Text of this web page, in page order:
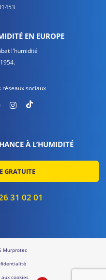
EN EUROPE
l'humidité
réseaux sociaux
À L’HUMIDITÉ
GRATUITE
31 02 01
Murprotec
cookies